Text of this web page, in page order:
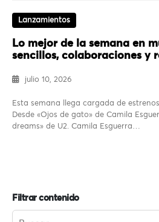
Lanzamientos
Lo mejor de la semana en
sencillos, colaboraciones y
julio 10, 2026
Esta semana llega cargada de
Desde «Ojos de gato» de Camila
dreams» de U2. Camila Esguerra…
Filtrar contenido